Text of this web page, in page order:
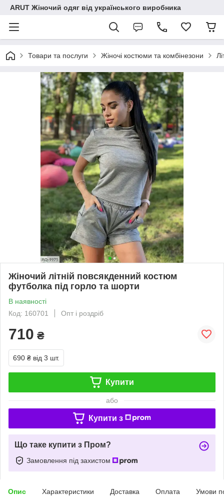
ARUT Жіночий одяг від українського виробника
Товари та послуги Жіночі костюми та комбінезони
Жіночий літній повсякденний костюм
футболка під горло та шорти
В наявності
Код: 160701
Опт і роздріб
710 ₴
690 ₴ від 3 шт.
Купити
або
Купити з
Що таке купити з Пром?
Замовлення під захистом
Опис Характеристики Доставка Оплата Умови